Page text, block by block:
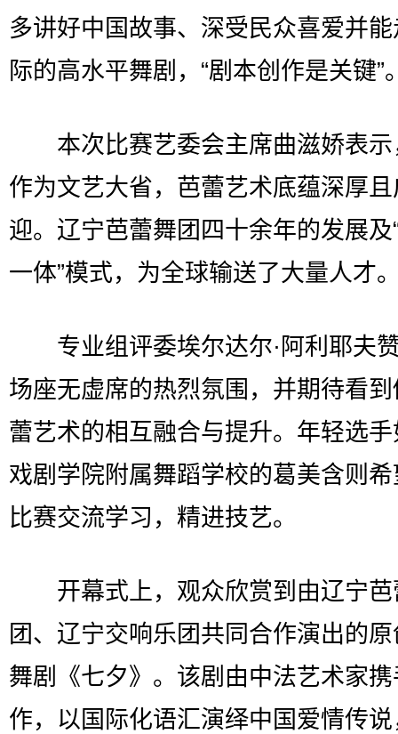
多讲好中国故事、深受民众喜爱并
际的高水平舞剧，“剧本创作是关键”
本次比赛艺委会主席曲滋娇表示
作为文艺大省，芭蕾艺术底蕴深厚
迎。辽宁芭蕾舞团四十余年的发展及
一体”模式，为全球输送了大量人才
专业组评委埃尔达尔·阿利耶夫
场座无虚席的热烈氛围，并期待看
蕾艺术的相互融合与提升。年轻选
戏剧学院附属舞蹈学校的葛美含则
比赛交流学习，精进技艺。
开幕式上，观众欣赏到由辽宁芭
团、辽宁交响乐团共同合作演出的
舞剧《七夕》。该剧由中法艺术家
作，以国际化语汇演绎中国爱情传